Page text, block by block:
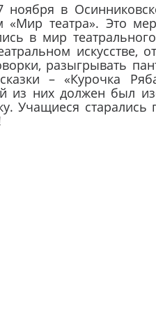
ноября в
«Мир театра». Это
в мир
искусстве,
разыгрывать
– «Курочка
из них должен был
Учащиеся старались